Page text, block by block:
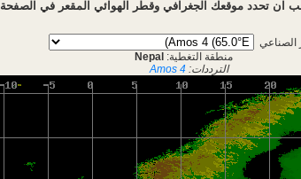
ان تحدد موقعك الجغرافي وقطر الهوائي المقعر في الصفحة
الصناعي
منطقة التغطية: Nepal
الترددات:Amos 4